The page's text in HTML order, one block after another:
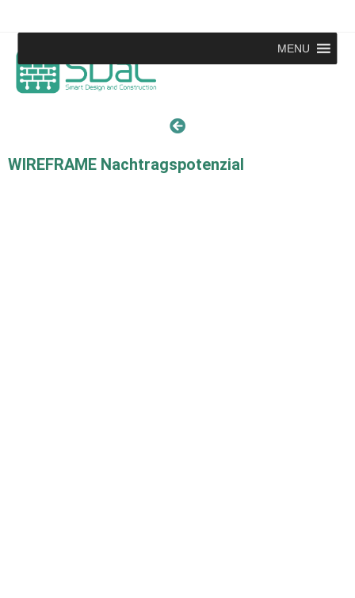
MENU
WIREFRAME Nachtragspotenzial